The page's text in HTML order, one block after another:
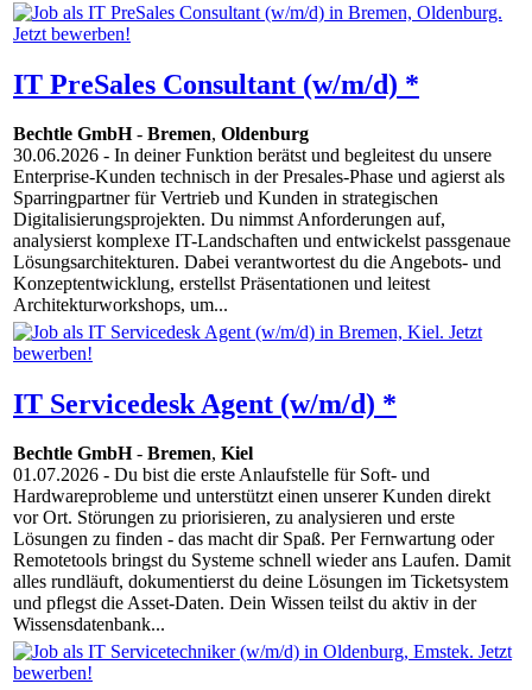
IT PreSales Consultant (w/m/d) *
Bechtle GmbH- Bremen, Oldenburg
30.06.2026 - In deiner Funktion berätst und begleitest du unsere
Enterprise-Kunden technisch in der Presales-Phase und agierst als
Sparringpartner für Vertrieb und Kunden in strategischen
Digitalisierungsprojekten. Du nimmst Anforderungen auf,
analysierst komplexe IT-Landschaften und entwickelst passgenaue
Lösungsarchitekturen. Dabei verantwortest du die Angebots- und
Konzeptentwicklung, erstellst Präsentationen und leitest
Architekturworkshops, um...
IT Servicedesk Agent (w/m/d) *
Bechtle GmbH- Bremen, Kiel
01.07.2026 - Du bist die erste Anlaufstelle für Soft- und
Hardwareprobleme und unterstützt einen unserer Kunden direkt
vor Ort. Störungen zu priorisieren, zu analysieren und erste
Lösungen zu finden - das macht dir Spaß. Per Fernwartung oder
Remotetools bringst du Systeme schnell wieder ans Laufen. Damit
alles rundläuft, dokumentierst du deine Lösungen im Ticketsystem
und pflegst die Asset-Daten. Dein Wissen teilst du aktiv in der
Wissensdatenbank...